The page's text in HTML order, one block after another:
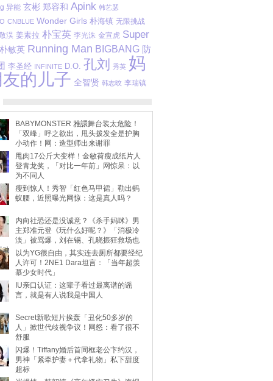
异能 玄彬 郑容和 Apink 韩艺瑟
CNBLUE Wonder Girls 朴海镇 无限挑战
淏 姜素拉 朴宝英 李光洙 金宣虎 Super
敏英 Running Man BIGBANG 防
李圣经 INFINITE D.O. 孔刘 秀英 妈
的儿子 全智贤 韩志旼 李瑞镇
BABYMONSTER 雅譞舞台装太危险！
「双峰」呼之欲出，甩头拨发全是护胸
小动作！网：造型师出来谢罪
甩肉17公斤大变样！金敏荷瘦成纸片人
登青龙奖，「对比一年前」网惊呆：以
为不同人
瘦到惊人！秀智「红色马甲裙」勒出蚂
蚁腰，近照曝光网惊：这是真人吗？
内向社恐还是没诚意？《杀手妈咪》男
主郑准元登《玩什么好呢？》「消极冷
淡」被骂爆，刘在锡、孔晓振狂救场也
动
以为YG很自由，其实连去厕所都要经纪
人许可！2NE1 Dara坦言：「当年超羡
慕少女时代」
IU亲口认证：这辈子看过最离谱的谣
言，就是有人说我是中国人
Secret新歌短片挨轰「丑化50多岁的
人」掀世代歧视争议！网怒：看了很不
舒服
闪爆！Tiffany婚后首同框老公卞约汉，
男神「紧牵护妻＋代拿礼物」私下甜度
超标